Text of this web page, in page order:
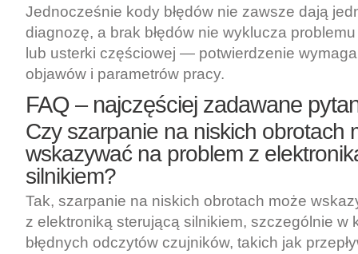
Jednocześnie kody błędów nie zawsze dają
diagnozę, a brak błędów nie wyklucza
lub usterki częściowej — potwierdzenie
objawów i parametrów pracy.
FAQ – najczęściej zadawane
Czy szarpanie na niskich obrotach
wskazywać na problem z
silnikiem?
Tak, szarpanie na niskich obrotach może
z elektroniką sterującą silnikiem, szczególnie w
błędnych odczytów czujników, takich jak